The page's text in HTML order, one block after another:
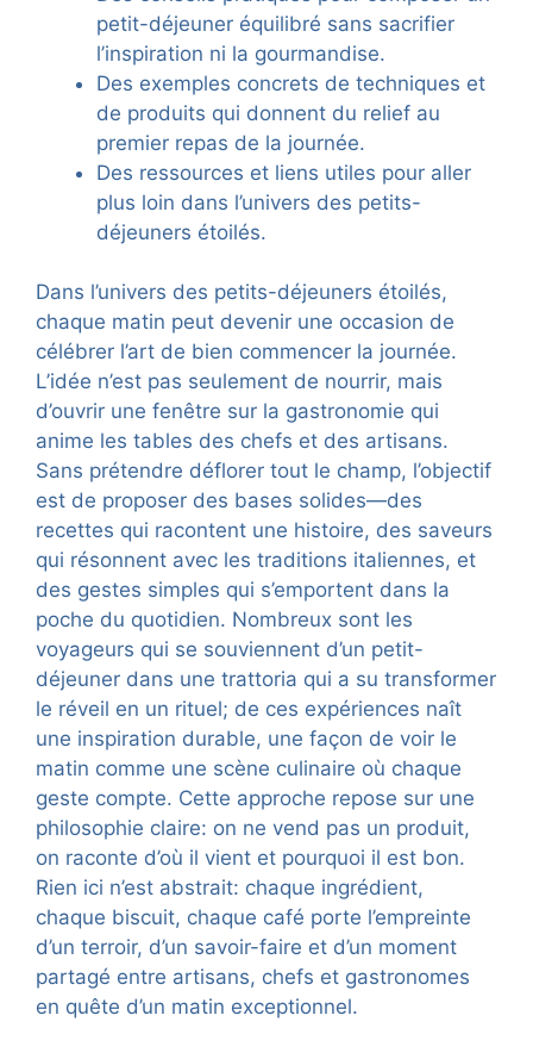
petit-déjeuner équilibré sans sacrifier
l’inspiration ni la gourmandise.
Des exemples concrets de techniques et
de produits qui donnent du relief au
premier repas de la journée.
Des ressources et liens utiles pour aller
plus loin dans l’univers des petits-
déjeuners étoilés.
Dans l’univers des petits-déjeuners étoilés,
chaque matin peut devenir une occasion de
célébrer l’art de bien commencer la journée.
L’idée n’est pas seulement de nourrir, mais
d’ouvrir une fenêtre sur la gastronomie qui
anime les tables des chefs et des artisans.
Sans prétendre déflorer tout le champ, l’objectif
est de proposer des bases solides—des
recettes qui racontent une histoire, des saveurs
qui résonnent avec les traditions italiennes, et
des gestes simples qui s’emportent dans la
poche du quotidien. Nombreux sont les
voyageurs qui se souviennent d’un petit-
déjeuner dans une trattoria qui a su transformer
le réveil en un rituel; de ces expériences naît
une inspiration durable, une façon de voir le
matin comme une scène culinaire où chaque
geste compte. Cette approche repose sur une
philosophie claire: on ne vend pas un produit,
on raconte d’où il vient et pourquoi il est bon.
Rien ici n’est abstrait: chaque ingrédient,
chaque biscuit, chaque café porte l’empreinte
d’un terroir, d’un savoir-faire et d’un moment
partagé entre artisans, chefs et gastronomes
en quête d’un matin exceptionnel.